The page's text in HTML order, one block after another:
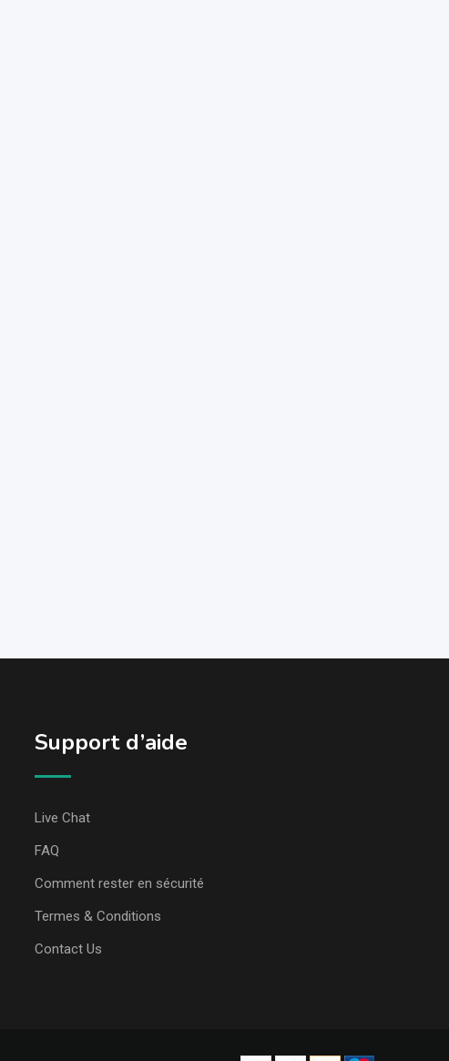
Support d’aide
Live Chat
FAQ
Comment rester en sécurité
Termes & Conditions
Contact Us